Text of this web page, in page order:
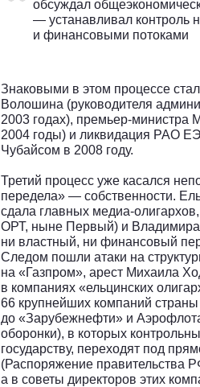
обсуждал
— устанавливал контроль
и финансовыми потоками
Знаковыми в этом процессе
Волошина (руководителя
2003 годах), премьер-министра
2004 годы) и ликвидация РАО
Чубайсом в 2008 году.
Третий процесс уже касался
передела» — собственности.
сдала главных медиа-
ОРТ, ныне Первый) и Владимира
ни властный, ни финансовый
Следом пошли атаки на
на «Газпром», арест Михаила
в компаниях «ельцинских
66 крупнейших компаний
до «Зарубежнефти» и
оборонки), в которых
государству, переходят под
(Распоряжение правительства
а в советы директоров этих